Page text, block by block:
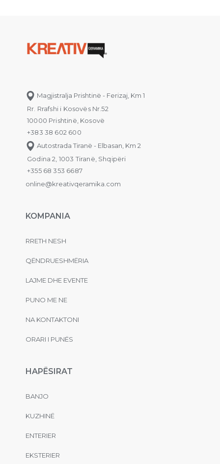
Magjistralja Prishtinë - Ferizaj, Km 1
Rr. Rrafshi i Kosovës Nr.52
10000 Prishtinë, Kosovë
+383 38 602 600
Autostrada Tiranë - Elbasan, Km 2
Godina 2, 1003 Tiranë, Shqipëri
+355 68 353 6687
online@kreativqeramika.com
KOMPANIA
RRETH NESH
QËNDRUESHMËRIA
LAJME DHE EVENTE
PUNO ME NE
NA KONTAKTONI
ORARI I PUNËS
HAPËSIRAT
BANJO
KUZHINË
ENTERIER
EKSTERIER